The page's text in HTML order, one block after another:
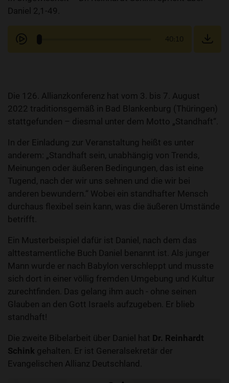
Daniel 2,1-49.
40:10
Die 126. Allianzkonferenz hat vom 3. bis 7. August
2022 traditionsgemäß in Bad Blankenburg (Thüringen)
stattgefunden – diesmal unter dem Motto „Standhaft“.
In der Einladung zur Veranstaltung heißt es unter
anderem: „Standhaft sein, unabhängig von Trends,
Meinungen oder äußeren Bedingungen, das ist eine
Tugend, nach der wir uns sehnen und die wir bei
anderen bewundern.“ Wobei ein standhafter Mensch
durchaus flexibel sein kann, was die äußeren Umstände
betrifft.
Ein Musterbeispiel dafür ist Daniel, nach dem das
alttestamentliche Buch Daniel benannt ist. Als junger
Mann wurde er nach Babylon verschleppt und musste
sich dort in einer völlig fremden Umgebung und Kultur
zurechtfinden. Das gelang ihm auch - ohne seinen
Glauben an den Gott Israels aufzugeben. Er blieb
standhaft!
Die zweite Bibelarbeit über Daniel hat Dr. Reinhardt
Schink gehalten. Er ist Generalsekretär der
Evangelischen Allianz Deutschland.